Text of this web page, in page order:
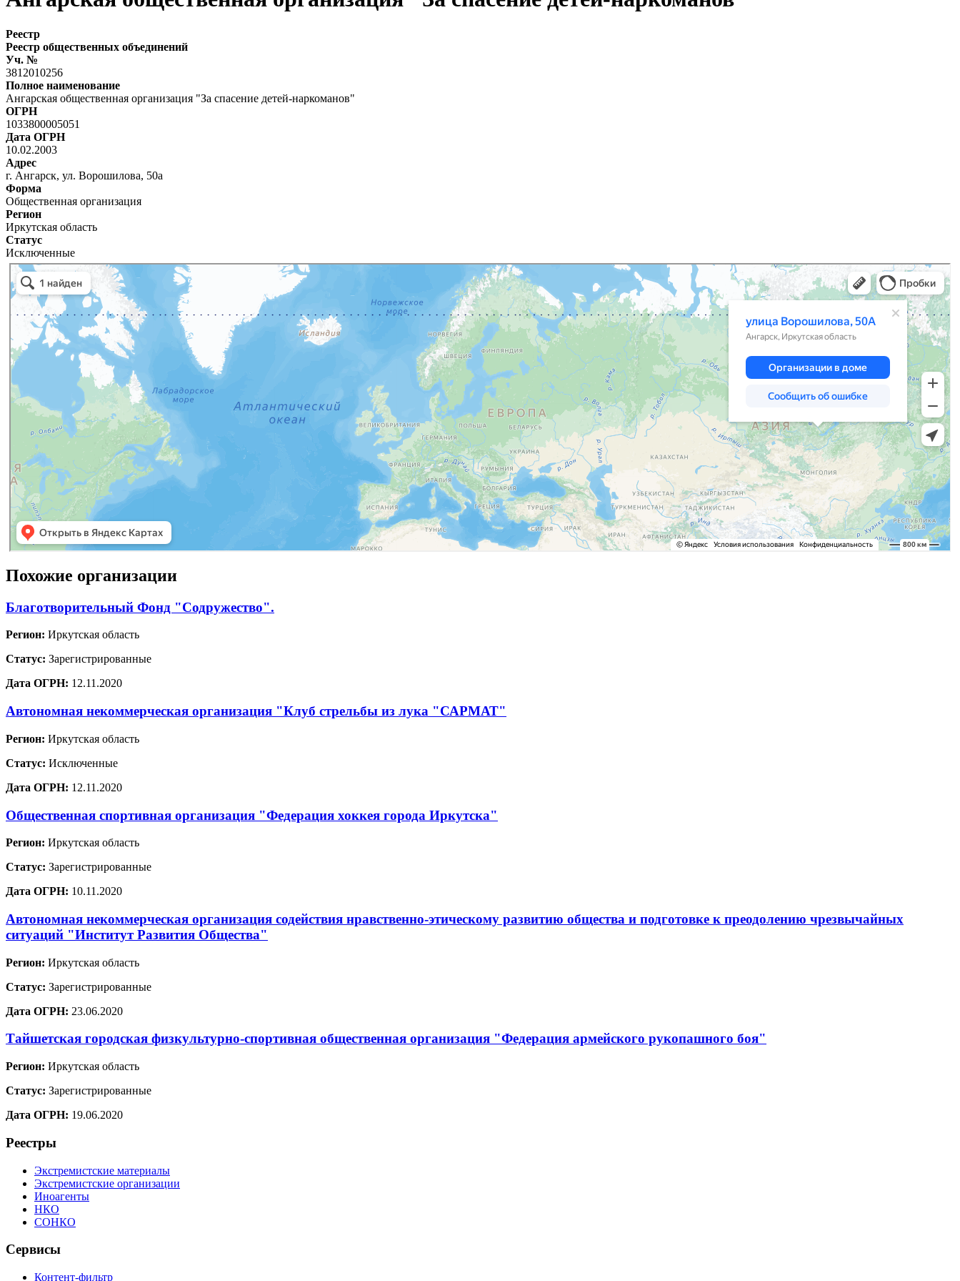
Реестр
Реестр общественных объединений
Уч. №
3812010256
Полное наименование
Ангарская общественная организация "За спасение детей-наркоманов"
ОГРН
1033800005051
Дата ОГРН
10.02.2003
Адрес
г. Ангарск, ул. Ворошилова, 50а
Форма
Общественная организация
Регион
Иркутская область
Статус
Исключенные
Похожие организации
Благотворительный Фонд "Содружество".
Регион: Иркутская область
Статус: Зарегистрированные
Дата ОГРН: 12.11.2020
Автономная некоммерческая организация "Клуб стрельбы из лука "САРМАТ"
Регион: Иркутская область
Статус: Исключенные
Дата ОГРН: 12.11.2020
Общественная спортивная организация "Федерация хоккея города Иркутска"
Регион: Иркутская область
Статус: Зарегистрированные
Дата ОГРН: 10.11.2020
Автономная некоммерческая организация содействия нравственно-этическому развитию общества и подготовке к преодолению чрезвычайных
ситуаций "Институт Развития Общества"
Регион: Иркутская область
Статус: Зарегистрированные
Дата ОГРН: 23.06.2020
Тайшетская городская физкультурно-спортивная общественная организация "Федерация армейского рукопашного боя"
Регион: Иркутская область
Статус: Зарегистрированные
Дата ОГРН: 19.06.2020
Реестры
Экстремистские материалы
Экстремистские организации
Иноагенты
НКО
СОНКО
Сервисы
Контент-фильтр